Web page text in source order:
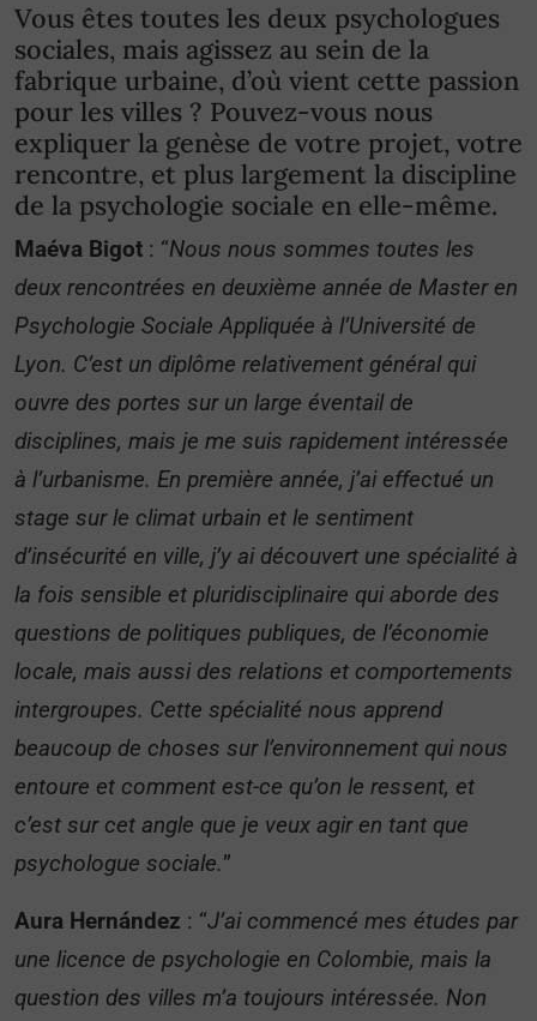
Vous êtes toutes les deux psychologues
sociales, mais agissez au sein de la
fabrique urbaine, d’où vient cette passion
pour les villes ? Pouvez-vous nous
expliquer la genèse de votre projet, votre
rencontre, et plus largement la discipline
de la psychologie sociale en elle-même.
Maéva Bigot : “Nous nous sommes toutes les
deux rencontrées en deuxième année de Master en
Psychologie Sociale Appliquée à l’Université de
Lyon. C’est un diplôme relativement général qui
ouvre des portes sur un large éventail de
disciplines, mais je me suis rapidement intéressée
à l’urbanisme. En première année, j’ai effectué un
stage sur le climat urbain et le sentiment
d’insécurité en ville, j’y ai découvert une spécialité à
la fois sensible et pluridisciplinaire qui aborde des
questions de politiques publiques, de l’économie
locale, mais aussi des relations et comportements
intergroupes. Cette spécialité nous apprend
beaucoup de choses sur l’environnement qui nous
entoure et comment est-ce qu’on le ressent, et
c’est sur cet angle que je veux agir en tant que
psychologue sociale.”
Aura Hernández : “J’ai commencé mes études par
une licence de psychologie en Colombie, mais la
question des villes m’a toujours intéressée. Non